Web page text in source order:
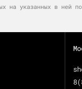
на указанных в ней